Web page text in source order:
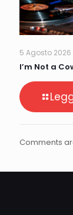
5 Agosto 2026
I’m Not a
Comments